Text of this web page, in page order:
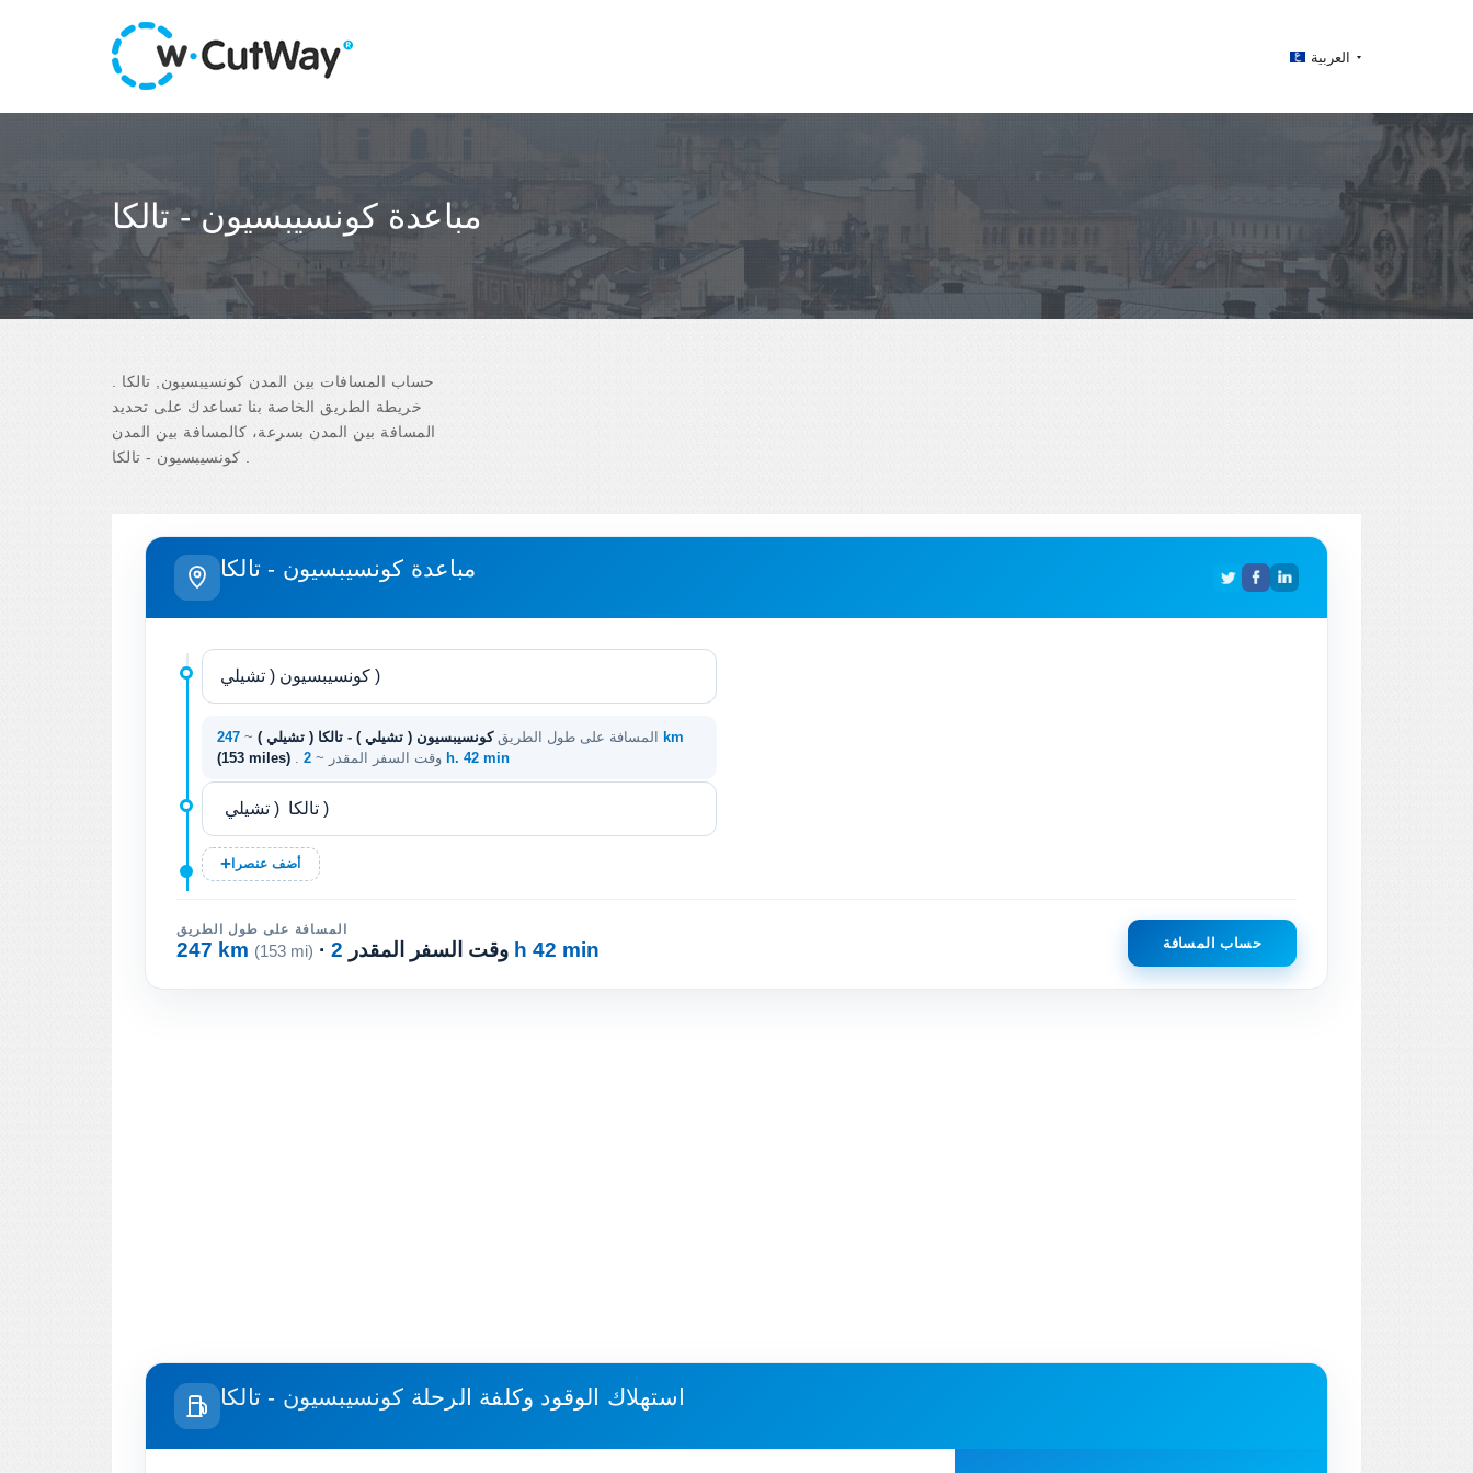
العربية
مباعدة كونسيبسيون - تالكا
حساب المسافات بين المدن كونسيبسيون, تالكا .
خريطة الطريق الخاصة بنا تساعدك على تحديد
المسافة بين المدن بسرعة، كالمسافة بين المدن
مباعدة كونسيبسيون - تالكا
المسافة على طول الطريقكونسيبسيون ( تشيلي ) - تالكا ( تشيلي ) ~
247 km
(153 miles)
. وقت السفر المقدر ~ 2 h. 42 min
أضف عنصرا
المسافة على طول الطريق
247 km (153 mi) · وقت السفر المقدر 2 h 42 min حساب المسافة
استهلاك الوقود وكلفة الرحلة كونسيبسيون - تالكا